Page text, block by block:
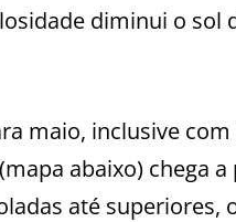
diminui o sol
maio, inclusive
abaixo) chega
até superiores,